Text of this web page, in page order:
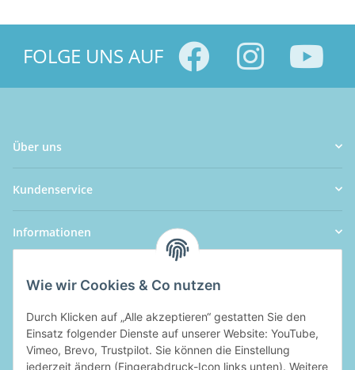
FOLGE UNS AUF
Über uns
Kundenservice
Informationen
Wie wir Cookies & Co nutzen
Durch Klicken auf „Alle akzeptieren“ gestatten Sie den
Einsatz folgender Dienste auf unserer Website: YouTube,
Vimeo, Brevo, Trustpilot. Sie können die Einstellung
jederzeit ändern (Fingerabdruck-Icon links unten). Weitere